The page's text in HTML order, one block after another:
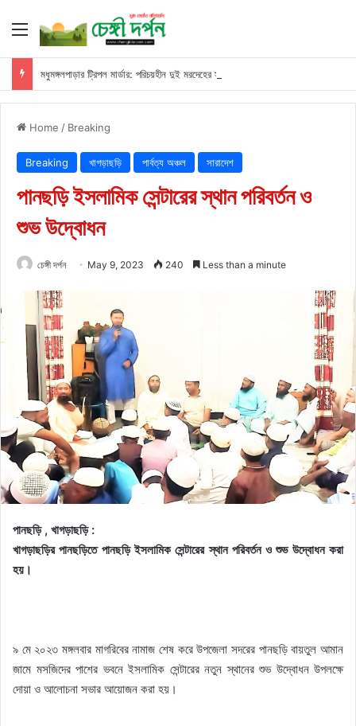
Menu
মধুমঙ্গলপাড়ার ট্রিপল মার্ডার: পরিচয়হীন দুই মরদেহের স্বজনের খোঁজ পুলিশের
Home / Breaking
Breaking খাগড়াছড়ি পার্বত্য অঞ্চল সারাদেশ
পানছড়ি ইসলামিক সেন্টারের স্থান পরিবর্তন ও
শুভ উদ্বোধন
চেঙ্গী দর্পন May 9, 2023 240 Less than a minute
পানছড়ি , খাগড়াছড়ি :
খাগড়াছড়ির পানছড়িতে পানছড়ি ইসলামিক সেন্টারের স্থান পরিবর্তন ও শুভ উদ্বোধন করা
হয়।
৯ মে ২০২৩ মঙ্গলবার মাগরিবের নামাজ শেষ করে উপজেলা সদরের পানছড়ি বায়তুল আমান
জামে মসজিদের পাশের ভবনে ইসলামিক সেন্টারের নতুন স্থানের শুভ উদ্বোধন উপলক্ষে
দোয়া ও আলোচনা সভার আয়োজন করা হয়।